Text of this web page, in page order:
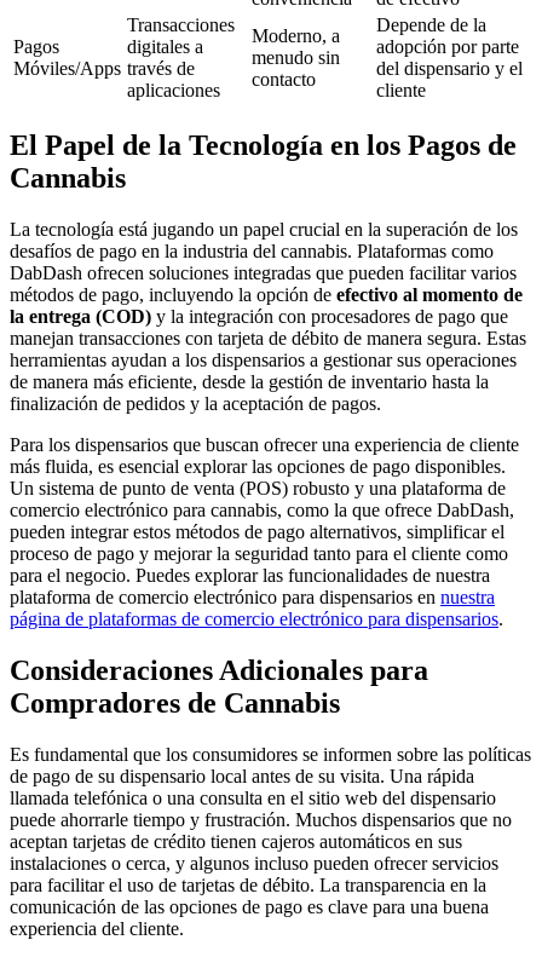
Pagos
Móviles/Apps
Transacciones
digitales a
través de
aplicaciones
Moderno, a
menudo sin
contacto
Depende de la
adopción por parte
del dispensario y el
cliente
El Papel de la Tecnología en los Pagos de
Cannabis
La tecnología está jugando un papel crucial en la superación de los
desafíos de pago en la industria del cannabis. Plataformas como
DabDash ofrecen soluciones integradas que pueden facilitar varios
métodos de pago, incluyendo la opción de efectivo al momento de
la entrega (COD) y la integración con procesadores de pago que
manejan transacciones con tarjeta de débito de manera segura. Estas
herramientas ayudan a los dispensarios a gestionar sus operaciones
de manera más eficiente, desde la gestión de inventario hasta la
finalización de pedidos y la aceptación de pagos.
Para los dispensarios que buscan ofrecer una experiencia de cliente
más fluida, es esencial explorar las opciones de pago disponibles.
Un sistema de punto de venta (POS) robusto y una plataforma de
comercio electrónico para cannabis, como la que ofrece DabDash,
pueden integrar estos métodos de pago alternativos, simplificar el
proceso de pago y mejorar la seguridad tanto para el cliente como
para el negocio. Puedes explorar las funcionalidades de nuestra
plataforma de comercio electrónico para dispensarios en nuestra
página de plataformas de comercio electrónico para dispensarios.
Consideraciones Adicionales para
Compradores de Cannabis
Es fundamental que los consumidores se informen sobre las políticas
de pago de su dispensario local antes de su visita. Una rápida
llamada telefónica o una consulta en el sitio web del dispensario
puede ahorrarle tiempo y frustración. Muchos dispensarios que no
aceptan tarjetas de crédito tienen cajeros automáticos en sus
instalaciones o cerca, y algunos incluso pueden ofrecer servicios
para facilitar el uso de tarjetas de débito. La transparencia en la
comunicación de las opciones de pago es clave para una buena
experiencia del cliente.